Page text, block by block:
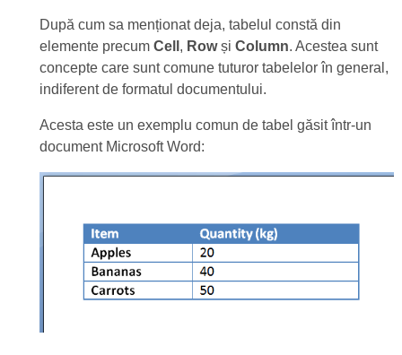
După cum sa menționat deja, tabelul constă din
elemente precum Cell , Rowși Column. Acestea sunt
concepte care sunt comune tuturor tabelelor în general,
indiferent de formatul documentului.
Acesta este un exemplu comun de tabel găsit într-un
document Microsoft Word: